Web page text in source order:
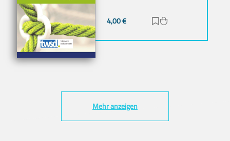
4,00€ Zur Merkliste
Mehr anzeigen